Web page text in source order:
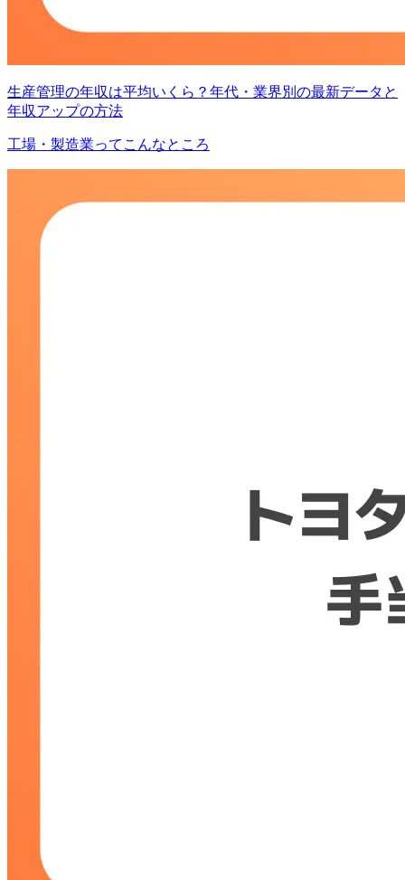
生産管理の年収は平均いくら？年代・業界別の最新データと
年収アップの方法
工場・製造業ってこんなところ